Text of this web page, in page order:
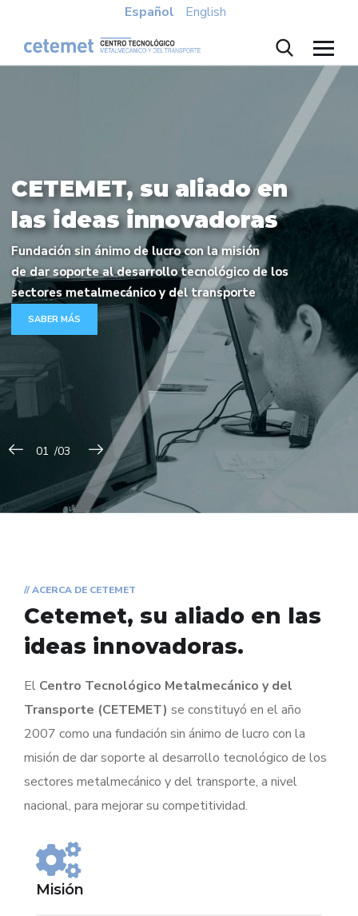
Español English
CETEMET, su aliado en
las ideas innovadoras
Fundación sin ánimo de lucro con la misión
de dar soporte al desarrollo tecnológico de los
sectores metalmecánico y del transporte
SABER MÁS
// ACERCA DE CETEMET
Cetemet, su aliado en las
ideas innovadoras.
El Centro Tecnológico Metalmecánico y del
Transporte (CETEMET) se constituyó en el año
2007 como una fundación sin ánimo de lucro con la
misión de dar soporte al desarrollo tecnológico de los
sectores metalmecánico y del transporte, a nivel
nacional, para mejorar su competitividad.
Misión